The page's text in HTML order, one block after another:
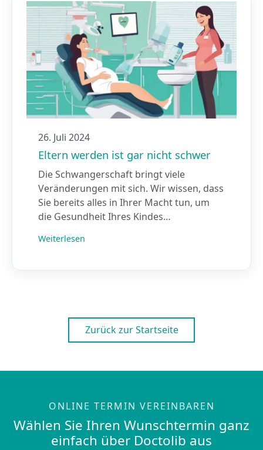
26. Juli 2024
Eltern werden ist gar nicht schwer
Die Schwangerschaft bringt viele
Veränderungen mit sich. Wir wissen, dass
Sie bereits alles in Ihrer Macht tun, um
die Gesundheit Ihres Kindes…
Weiterlesen
Zurück zur Startseite
ONLINE TERMIN VEREINBAREN
Wählen Sie Ihren Wunschtermin ganz
einfach über Doctolib aus